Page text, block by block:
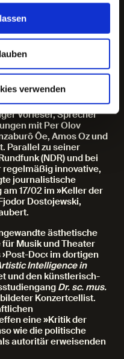
verwenden
zwischen
ästhetischen
Poetik des
»Über das Zaudern«
(2010), sowie
kurze Theorie der
öffentliche Debatte
Vorleser, Sprecher
mit Per Olov
Ôe, Amos Oz und
Parallel zu seiner
(NDR) und bei
regelmäßig innovative,
journalistische
17/02 im »Keller der
Dostojewski,
ästhetische
Musik und Theater
Doc‹ im dortigen
Intelligence in
und den künstlerisch-
Dr. sc. mus.
Konzertcellist.
eine »Kritik der
wie die politische
autoritär erweisenden